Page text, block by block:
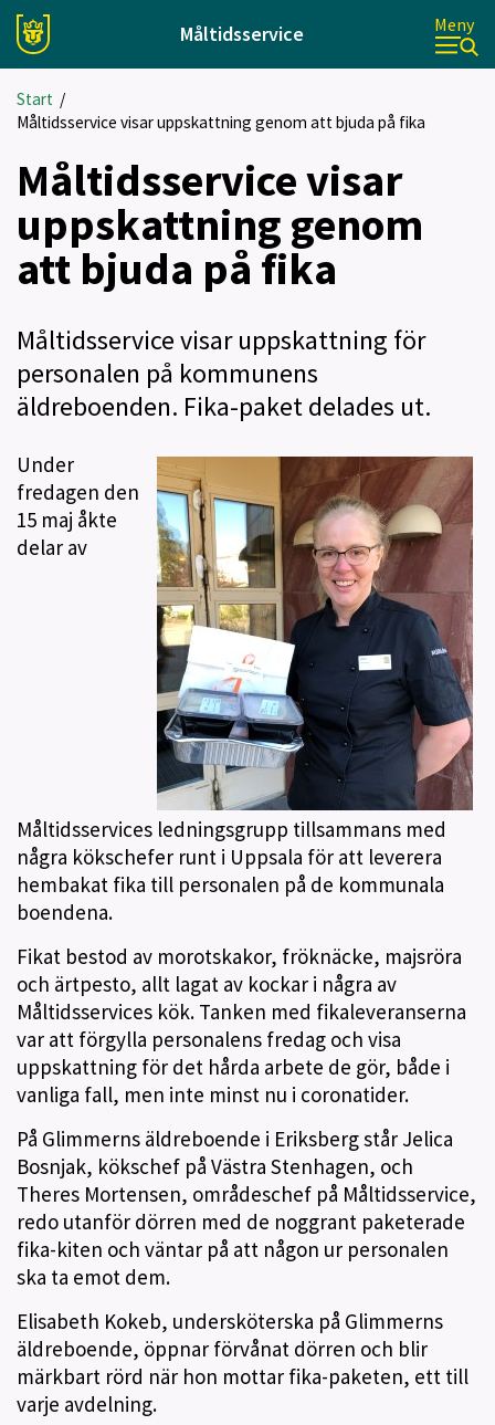
Måltidsservice Meny
Start /
Måltidsservice visar uppskattning genom att bjuda på fika
Måltidsservice visar
uppskattning genom
att bjuda på fika
Måltidsservice visar uppskattning för
personalen på kommunens
äldreboenden. Fika-paket delades ut.
Under
fredagen den
15 maj åkte
delar av
Måltidsservices ledningsgrupp tillsammans med
några kökschefer runt i Uppsala för att leverera
hembakat fika till personalen på de kommunala
boendena.
Fikat bestod av morotskakor, fröknäcke, majsröra
och ärtpesto, allt lagat av kockar i några av
Måltidsservices kök. Tanken med fikaleveranserna
var att förgylla personalens fredag och visa
uppskattning för det hårda arbete de gör, både i
vanliga fall, men inte minst nu i coronatider.
På Glimmerns äldreboende i Eriksberg står Jelica
Bosnjak, kökschef på Västra Stenhagen, och
Theres Mortensen, områdeschef på Måltidsservice,
redo utanför dörren med de noggrant paketerade
fika-kiten och väntar på att någon ur personalen
ska ta emot dem.
Elisabeth Kokeb, undersköterska på Glimmerns
äldreboende, öppnar förvånat dörren och blir
märkbart rörd när hon mottar fika-paketen, ett till
varje avdelning.